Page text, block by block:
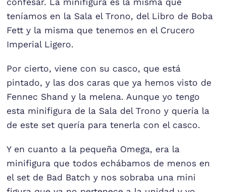
confesar. La minifigura es la misma que
teníamos en la Sala el Trono, del Libro de Boba
Fett y la misma que tenemos en el Crucero
Imperial Ligero.
Por cierto, viene con su casco, que está
pintado, y las dos caras que ya hemos visto de
Fennec Shand y la melena. Aunque yo tengo
esta minifigura de la Sala del Trono y quería la
de este set quería para tenerla con el casco.
Y en cuanto a la pequeña Omega, era la
minifigura que todos echábamos de menos en
el set de Bad Batch y nos sobraba una mini